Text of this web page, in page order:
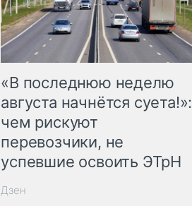
«В последнюю неделю
августа начнётся суета!»:
чем рискуют
перевозчики, не
успевшие освоить ЭТрН
Дзен